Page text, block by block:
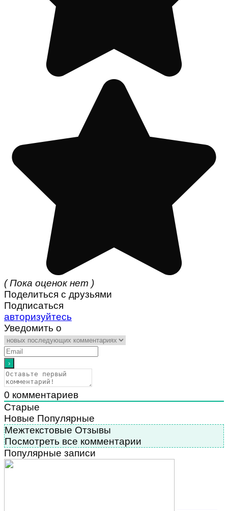
( Пока оценок нет )
Поделиться с друзьями
Подписаться
авторизуйтесь
Уведомить о
0 комментариев
Старые
Новые Популярные
Межтекстовые Отзывы
Посмотреть все комментарии
Популярные записи